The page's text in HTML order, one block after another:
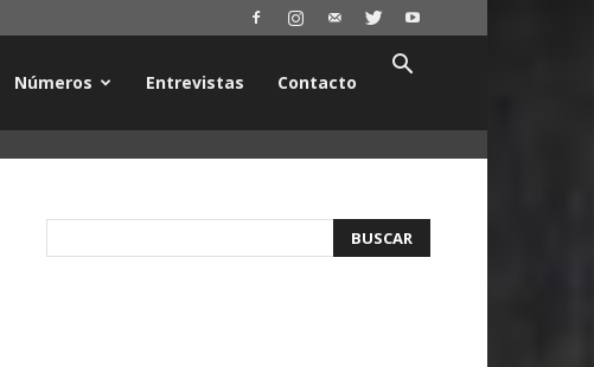
Números Entrevistas Contacto